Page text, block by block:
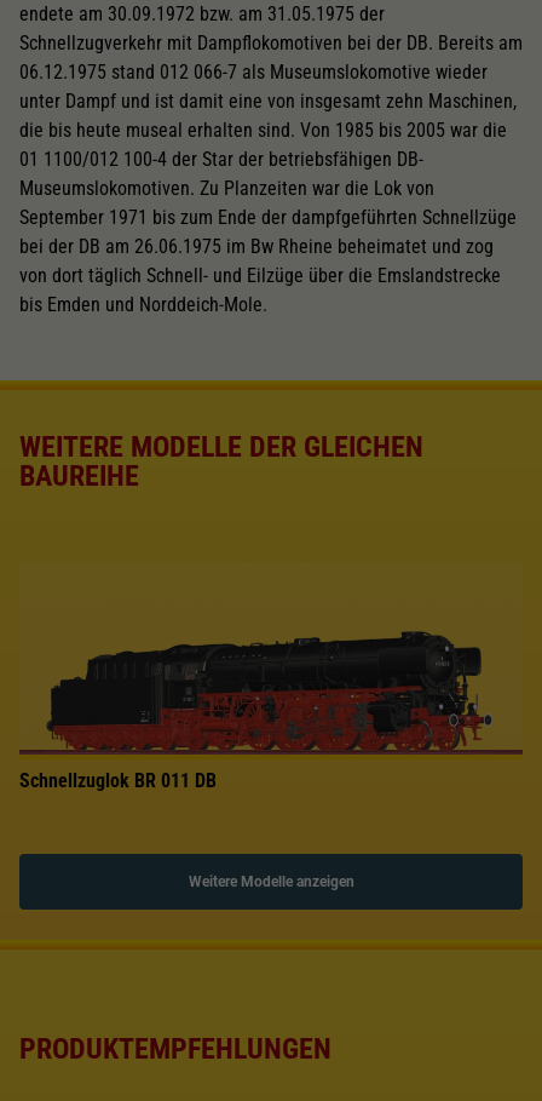
endete am 30.09.1972 bzw. am 31.05.1975 der
Schnellzugverkehr mit Dampflokomotiven bei der DB. Bereits am
06.12.1975 stand 012 066-7 als Museumslokomotive wieder
unter Dampf und ist damit eine von insgesamt zehn Maschinen,
die bis heute museal erhalten sind. Von 1985 bis 2005 war die
01 1100/012 100-4 der Star der betriebsfähigen DB-
Museumslokomotiven. Zu Planzeiten war die Lok von
September 1971 bis zum Ende der dampfgeführten Schnellzüge
bei der DB am 26.06.1975 im Bw Rheine beheimatet und zog
von dort täglich Schnell- und Eilzüge über die Emslandstrecke
bis Emden und Norddeich-Mole.
WEITERE MODELLE DER GLEICHEN
BAUREIHE
Schnellzuglok BR 011 DB
Weitere Modelle anzeigen
PRODUKTEMPFEHLUNGEN